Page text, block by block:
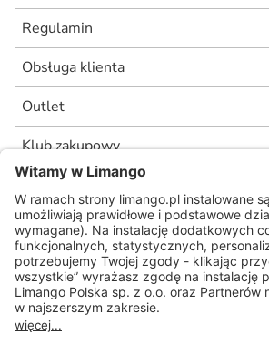
Regulamin
Obsługa klienta
Outlet
Klub zakupowy